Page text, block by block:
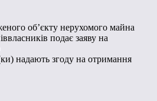
об’єкту нерухомого майна
подає заяву на
надають згоду на отримання